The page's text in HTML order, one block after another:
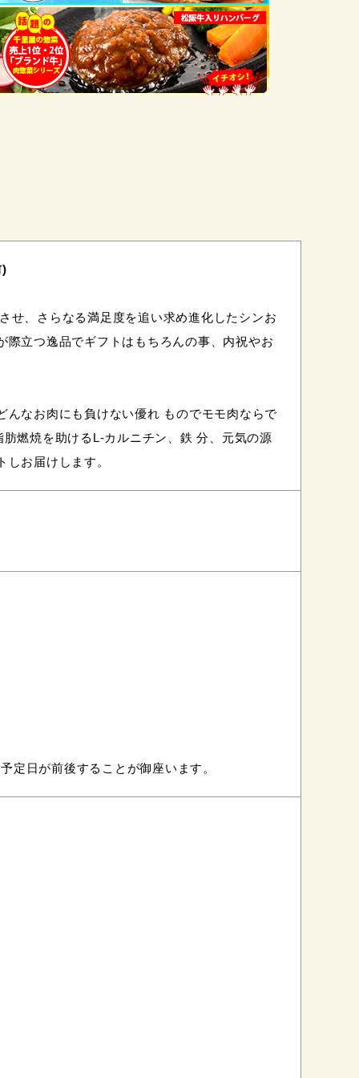
)
せ、さらなる満足度を追い求め進化したシンお
立つ逸品でギフトはもちろんの事、内祝やお
なお肉にも負けない優れ ものでモモ肉ならで
燃焼を助けるL-カルニチン、鉄 分、元気の源
お届けします。
定日が前後することが御座います。